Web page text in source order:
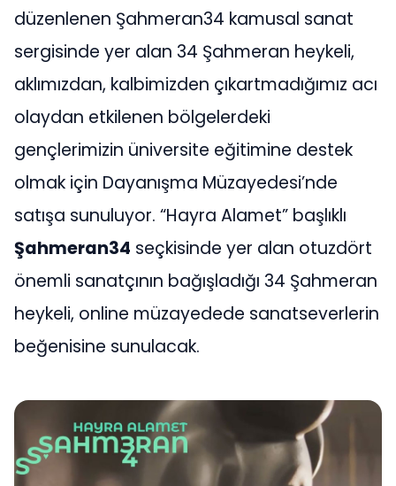
düzenlenen Şahmeran34 kamusal sanat
sergisinde yer alan 34 Şahmeran heykeli,
aklımızdan, kalbimizden çıkartmadığımız acı
olaydan etkilenen bölgelerdeki
gençlerimizin üniversite eğitimine destek
olmak için Dayanışma Müzayedesi’nde
satışa sunuluyor. “Hayra Alamet” başlıklı
Şahmeran34 seçkisinde yer alan otuzdört
önemli sanatçının bağışladığı 34 Şahmeran
heykeli, online müzayedede sanatseverlerin
beğenisine sunulacak.